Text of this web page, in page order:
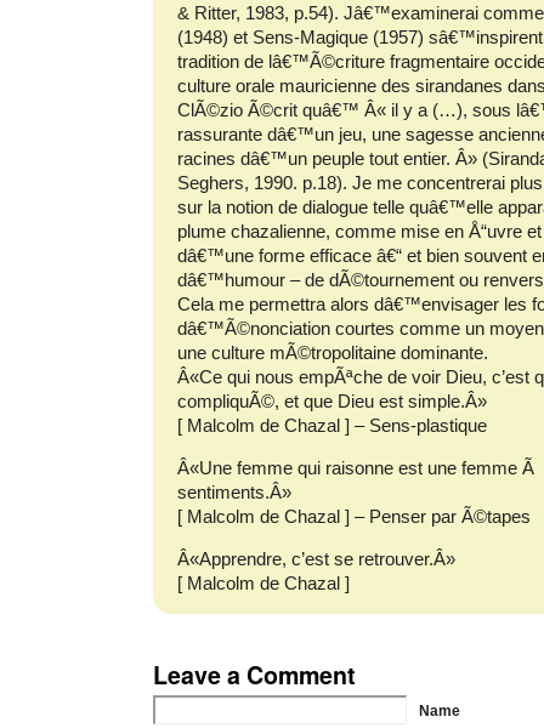
& Ritter, 1983, p.54). Jâ€™examinerai
(1948) et Sens-Magique (1957)
tradition de lâ€™Ã©criture fragmentaire
culture orale mauricienne des sirandanes
ClÃ©zio Ã©crit quâ€™ Â« il y a (…), sous
rassurante dâ€™un jeu, une sagesse
racines dâ€™un peuple tout entier. Â»
Seghers, 1990. p.18). Je me concentrerai
sur la notion de dialogue telle quâ€™elle
plume chazalienne, comme mise en Å“uvre
dâ€™une forme efficace â€“ et bien souvent
dâ€™humour – de dÃ©tournement ou
Cela me permettra alors dâ€™envisager les
dâ€™Ã©nonciation courtes comme un
une culture mÃ©tropolitaine dominante.
Â«Ce qui nous empÃªche de voir Dieu, c’est
compliquÃ©, et que Dieu est simple.Â»
[ Malcolm de Chazal ] – Sens-plastique
Â«Une femme qui raisonne est une femme Ã
sentiments.Â»
[ Malcolm de Chazal ] – Penser par Ã©tapes
Â«Apprendre, c’est se retrouver.Â»
[ Malcolm de Chazal ]
Leave a Comment
Name